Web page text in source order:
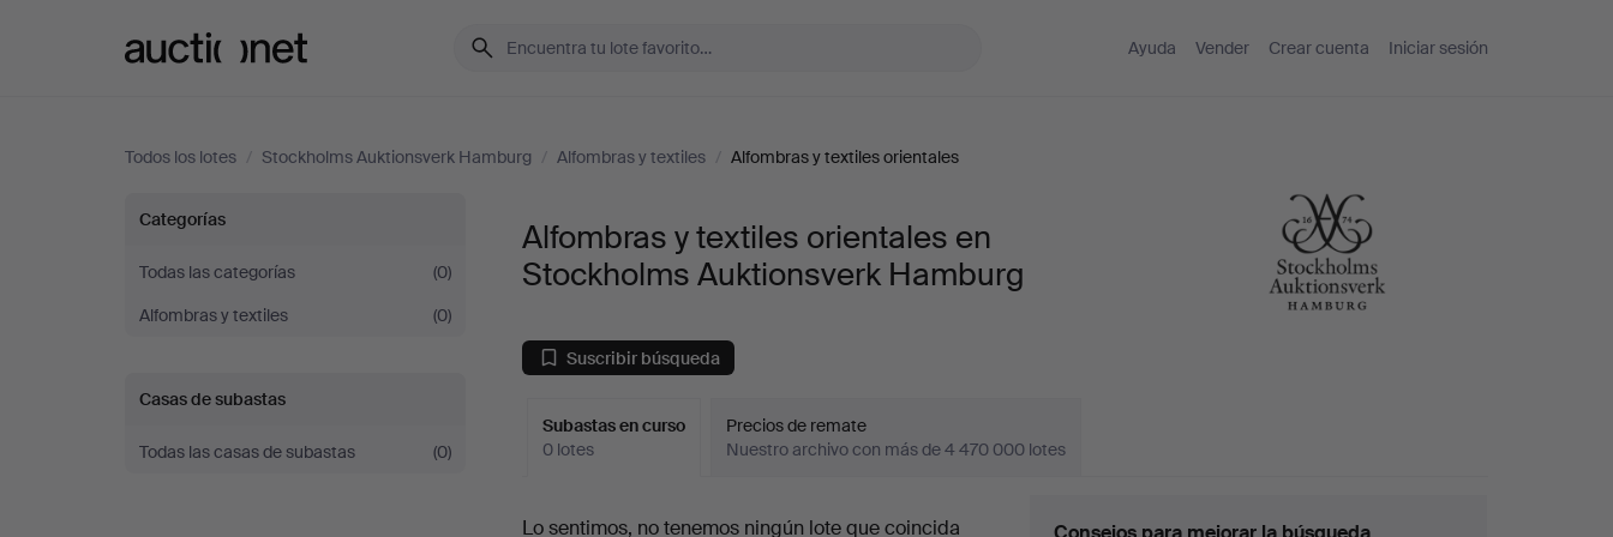
Ayuda Vender Crear cuenta Iniciar sesión
Todos los lotes / Stockholms Auktionsverk Hamburg / Alfombras y textiles / Alfombras y textiles orientales
Alfombras
y
textiles
orientales
en
Categorías
Todas las categorías
(0)
Alfombras y textiles
(0)
Casas de subastas
Todas las casas de subastas (0)
Alfombras y textiles orientales en
Stockholms Auktionsverk Hamburg
Suscribir búsqueda
Subastas en curso
0 lotes
Precios de remate
Nuestro archivo con más de 4 470 000 lotes
Subastas
Lo sentimos, no tenemos ningún lote que coincida